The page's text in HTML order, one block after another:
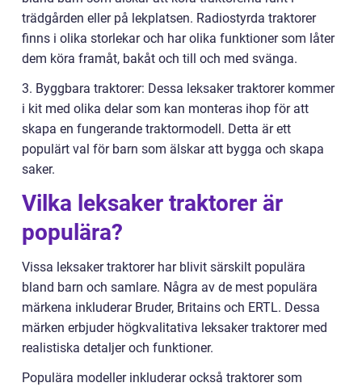
trädgården eller på lekplatsen. Radiostyrda traktorer
finns i olika storlekar och har olika funktioner som låter
dem köra framåt, bakåt och till och med svänga.
3. Byggbara traktorer: Dessa leksaker traktorer kommer
i kit med olika delar som kan monteras ihop för att
skapa en fungerande traktormodell. Detta är ett
populärt val för barn som älskar att bygga och skapa
saker.
Vilka leksaker traktorer är
populära?
Vissa leksaker traktorer har blivit särskilt populära
bland barn och samlare. Några av de mest populära
märkena inkluderar Bruder, Britains och ERTL. Dessa
märken erbjuder högkvalitativa leksaker traktorer med
realistiska detaljer och funktioner.
Populära modeller inkluderar också traktorer som